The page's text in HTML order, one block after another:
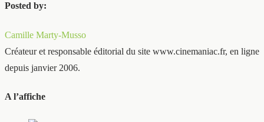
Posted by:
Camille Marty-Musso
Créateur et responsable éditorial du site www.cinemaniac.fr, en ligne
depuis janvier 2006.
A l’affiche